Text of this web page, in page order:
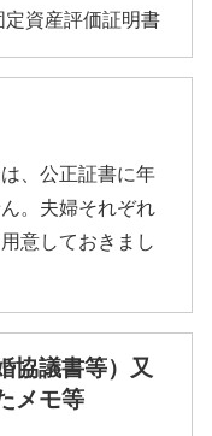
定資産評価証明書
、公正証書に年
。夫婦それぞれ
意しておきまし
協議書等）又
メモ等